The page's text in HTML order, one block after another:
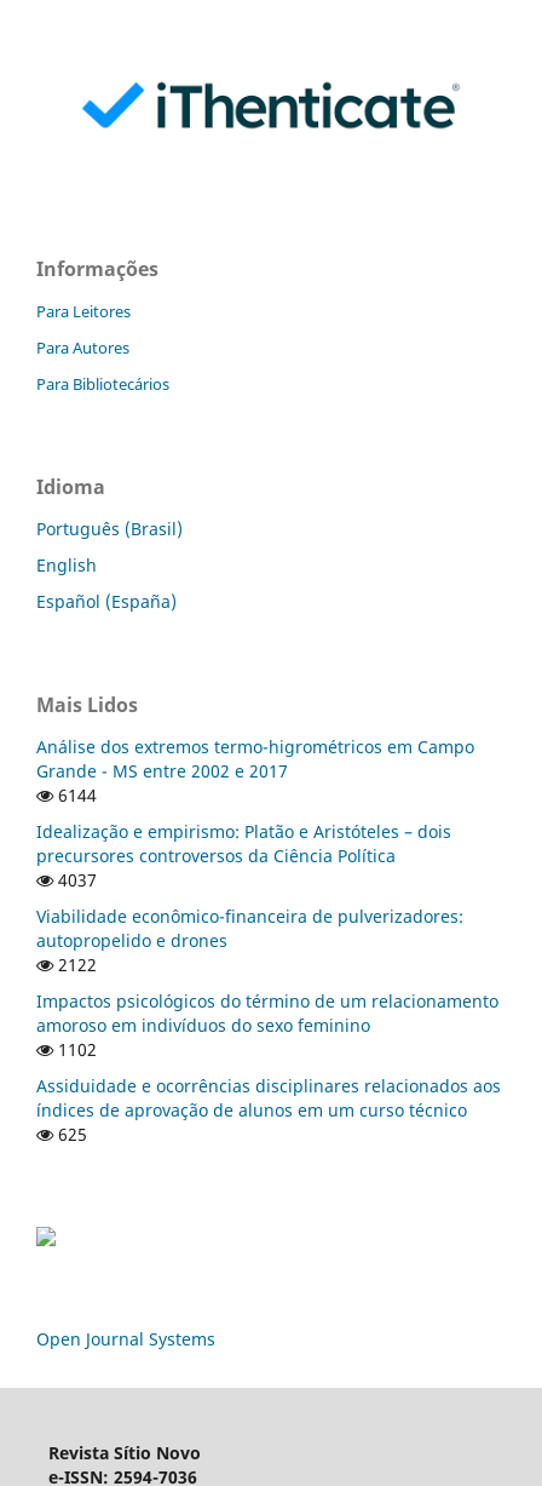
Informações
Para Leitores
Para Autores
Para Bibliotecários
Idioma
Português (Brasil)
English
Español (España)
Mais Lidos
Análise dos extremos termo-higrométricos em Campo
Grande - MS entre 2002 e 2017
6144
Idealização e empirismo: Platão e Aristóteles – dois
precursores controversos da Ciência Política
4037
Viabilidade econômico-financeira de pulverizadores:
autopropelido e drones
2122
Impactos psicológicos do término de um relacionamento
amoroso em indivíduos do sexo feminino
1102
Assiduidade e ocorrências disciplinares relacionados aos
índices de aprovação de alunos em um curso técnico
625
Open Journal Systems
Revista Sítio Novo
e-ISSN: 2594-7036